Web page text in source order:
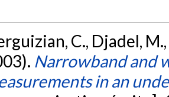
C., Djadel,
Narrowband and
in an